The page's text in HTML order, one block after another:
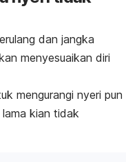
dan jangka
menyesuaikan diri
mengurangi nyeri pun
kian tidak